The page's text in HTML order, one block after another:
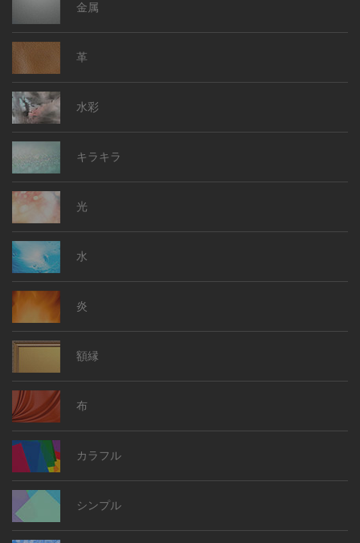
金属
革
水彩
キラキラ
光
水
炎
額縁
布
カラフル
シンプル